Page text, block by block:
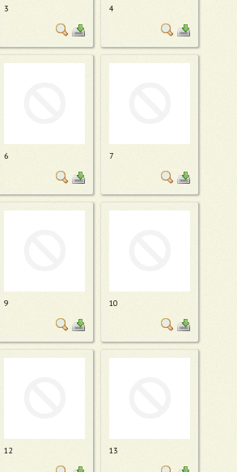
3 4
6 7
9 10
12 13